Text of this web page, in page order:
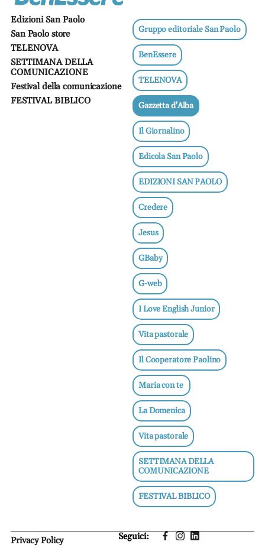
Edizioni San Paolo
San Paolo store
TELENOVA
SETTIMANA DELLA
COMUNICAZIONE
Festival della comunicazione
FESTIVAL BIBLICO
Gruppo editoriale San Paolo
BenEssere
TELENOVA
Gazzetta d'Alba
Il Giornalino
Edicola San Paolo
EDIZIONI SAN PAOLO
Credere
Jesus
GBaby
G-web
I Love English Junior
Vita pastorale
Il Cooperatore Paolino
Maria con te
La Domenica
Vita pastorale
SETTIMANA DELLA
COMUNICAZIONE
FESTIVAL BIBLICO
Privacy Policy